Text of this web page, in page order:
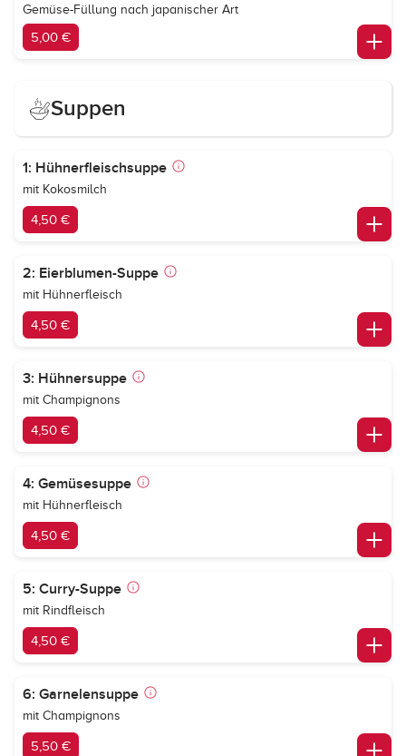
Gemüse-Füllung nach japanischer Art
5,00 €
Suppen
1: Hühnerfleischsuppe
mit Kokosmilch
4,50 €
2: Eierblumen-Suppe
mit Hühnerfleisch
4,50 €
3: Hühnersuppe
mit Champignons
4,50 €
4: Gemüsesuppe
mit Hühnerfleisch
4,50 €
5: Curry-Suppe
mit Rindfleisch
4,50 €
6: Garnelensuppe
mit Champignons
5,50 €